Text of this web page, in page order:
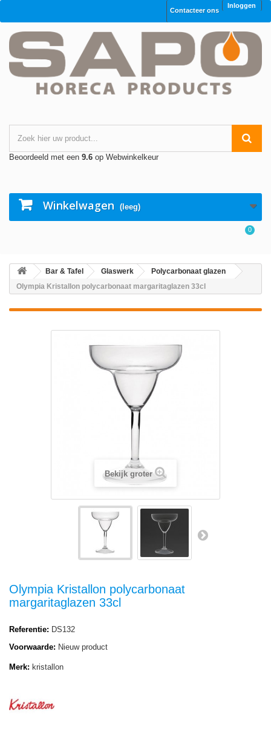
Inloggen
Contacteer ons
Beoordeeld met een 9.6 op Webwinkelkeur
Winkelwagen (leeg)
0
Bar & Tafel Glaswerk
Polycarbonaat glazen
Olympia Kristallon polycarbonaat margaritaglazen 33cl
Bekijk groter
Olympia Kristallon polycarbonaat
margaritaglazen 33cl
Referentie: DS132
Voorwaarde: Nieuw product
Merk: kristallon